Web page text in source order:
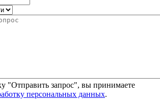
"Отправить запрос", вы принимаете
персональных данных.